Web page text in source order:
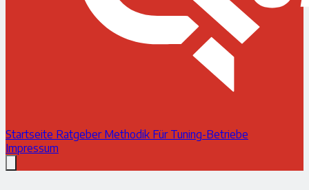
Startseite Ratgeber Methodik Für Tuning-Betriebe
Impressum